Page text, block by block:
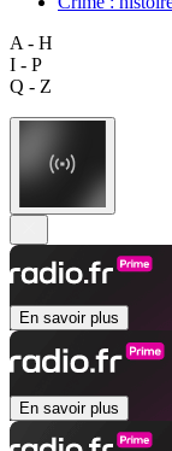
A - H
I - P
Q - Z
En savoir plus
En savoir plus